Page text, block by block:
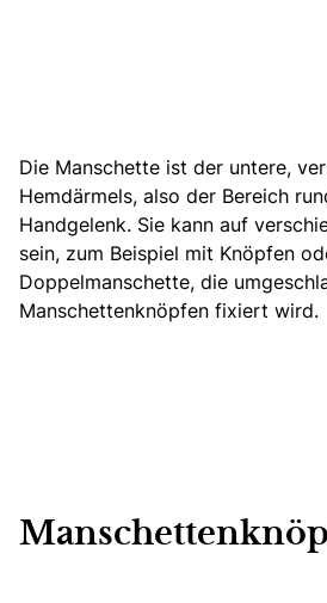
Die Manschette ist der untere,
Hemdärmels, also der Bereich
Handgelenk. Sie kann auf
sein, zum Beispiel mit Knöpfen
Doppelmanschette, die
Manschettenknöpfen fixiert wird.